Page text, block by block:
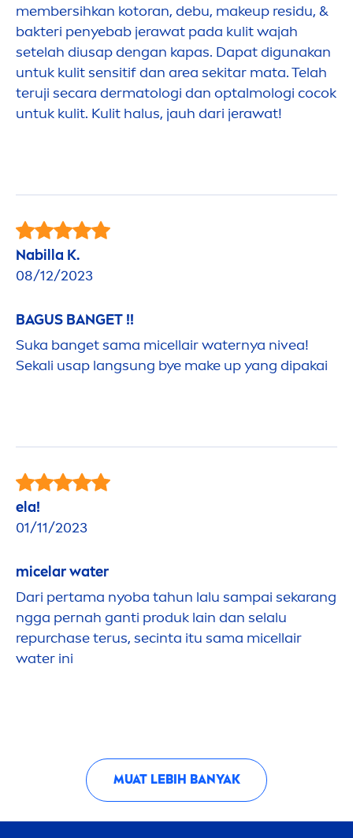
membersihkan kotoran, debu, makeup residu, &
bakteri penyebab jerawat pada kulit wajah
setelah diusap dengan kapas. Dapat digunakan
untuk kulit sensitif dan area sekitar mata. Telah
teruji secara dermatologi dan optalmologi cocok
untuk kulit. Kulit halus, jauh dari jerawat!
Nabilla K.
08/12/2023
BAGUS BANGET !!
Suka banget sama micellairwaternya nivea!
Sekali usap langsung bye make up yang dipakai
ela!
01/11/2023
micelar water
Dari pertama nyoba tahun lalu sampai sekarang
ngga pernah ganti produk lain dan selalu
repurchase terus, secinta itu sama micellair
water ini
MUAT LEBIH BANYAK